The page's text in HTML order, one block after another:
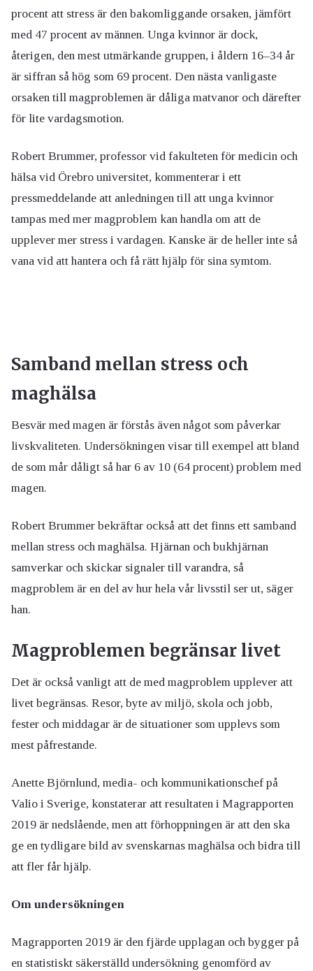
procent att stress är den bakomliggande orsaken, jämfört
med 47 procent av männen. Unga kvinnor är dock,
återigen, den mest utmärkande gruppen, i åldern 16–34 år
är siffran så hög som 69 procent. Den nästa vanligaste
orsaken till magproblemen är dåliga matvanor och därefter
för lite vardagsmotion.
Robert Brummer, professor vid fakulteten för medicin och
hälsa vid Örebro universitet, kommenterar i ett
pressmeddelande att anledningen till att unga kvinnor
tampas med mer magproblem kan handla om att de
upplever mer stress i vardagen. Kanske är de heller inte så
vana vid att hantera och få rätt hjälp för sina symtom.
Samband mellan stress och
maghälsa
Besvär med magen är förstås även något som påverkar
livskvaliteten. Undersökningen visar till exempel att bland
de som mår dåligt så har 6 av 10 (64 procent) problem med
magen.
Robert Brummer bekräftar också att det finns ett samband
mellan stress och maghälsa. Hjärnan och bukhjärnan
samverkar och skickar signaler till varandra, så
magproblem är en del av hur hela vår livsstil ser ut, säger
han.
Magproblemen begränsar livet
Det är också vanligt att de med magproblem upplever att
livet begränsas. Resor, byte av miljö, skola och jobb,
fester och middagar är de situationer som upplevs som
mest påfrestande.
Anette Björnlund, media- och kommunikationschef på
Valio i Sverige, konstaterar att resultaten i Magrapporten
2019 är nedslående, men att förhoppningen är att den ska
ge en tydligare bild av svenskarnas maghälsa och bidra till
att fler får hjälp.
Om undersökningen
Magrapporten 2019 är den fjärde upplagan och bygger på
en statistiskt säkerställd undersökning genomförd av